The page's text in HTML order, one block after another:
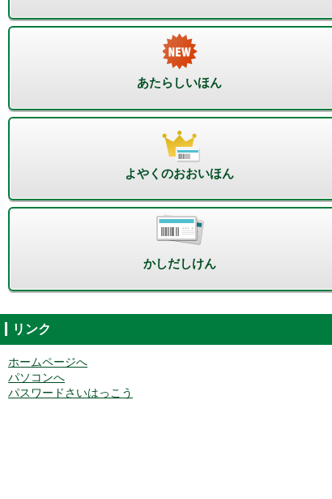
あたらしいほん
よやくのおおいほん
かしだしけん
リンク
ホームページへ
パソコンへ
パスワードさいはっこう